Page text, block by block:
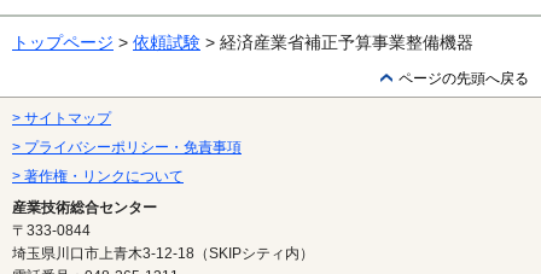
トップページ > 依頼試験 > 経済産業省補正予算事業整備機器
ページの先頭へ戻る
> サイトマップ
> プライバシーポリシー・免責事項
> 著作権・リンクについて
産業技術総合センター
〒333-0844
埼玉県川口市上青木3-12-18（SKIPシティ内）